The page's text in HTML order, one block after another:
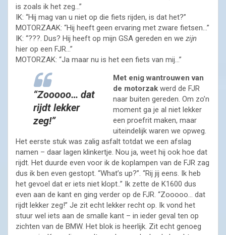
is zoals ik het zeg…”
IK: “Hij mag van u niet op die fiets rijden, is dat het?”
MOTORZAAK: “Hij heeft geen ervaring met zware fietsen…”
IK: “???. Dus? Hij heeft op mijn GSA gereden en we zijn
hier op een FJR…”
MOTORZAK: “Ja maar nu is het een fiets van mij…”
“Zooooo… dat
rijdt lekker
zeg!”
Met enig wantrouwen van
de motorzak werd de FJR
naar buiten gereden. Om zo’n
moment ga je al niet lekker
een proefrit maken, maar
uiteindelijk waren we opweg.
Het eerste stuk was zalig asfalt totdat we een afslag
namen – daar lagen klinkertje. Nou ja, weet hij ook hoe dat
rijdt. Het duurde even voor ik de koplampen van de FJR zag
dus ik ben even gestopt. “What’s up?”. “Rij jij eens. Ik heb
het gevoel dat er iets niet klopt..” Ik zette de K1600 dus
even aan de kant en ging verder op de FJR. “Zooooo… dat
rijdt lekker zeg!” Je zit echt lekker recht op. Ik vond het
stuur wel iets aan de smalle kant – in ieder geval ten op
zichten van de BMW. Het blok is heerlijk. Zit echt genoeg